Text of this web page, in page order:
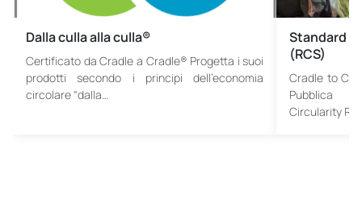
Dalla culla alla culla®
Certificato da Cradle a Cradle® Progetta i suoi
prodotti secondo i principi dell’economia
circolare “dalla…
Standard
(RCS)
Cradle to
Pubblica
Circularity